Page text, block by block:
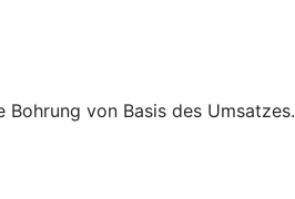
von Basis des Umsatzes.